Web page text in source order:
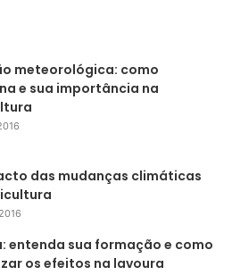
meteorológica: como
e sua importância na
das mudanças climáticas
entenda sua formação e como
os efeitos na lavoura